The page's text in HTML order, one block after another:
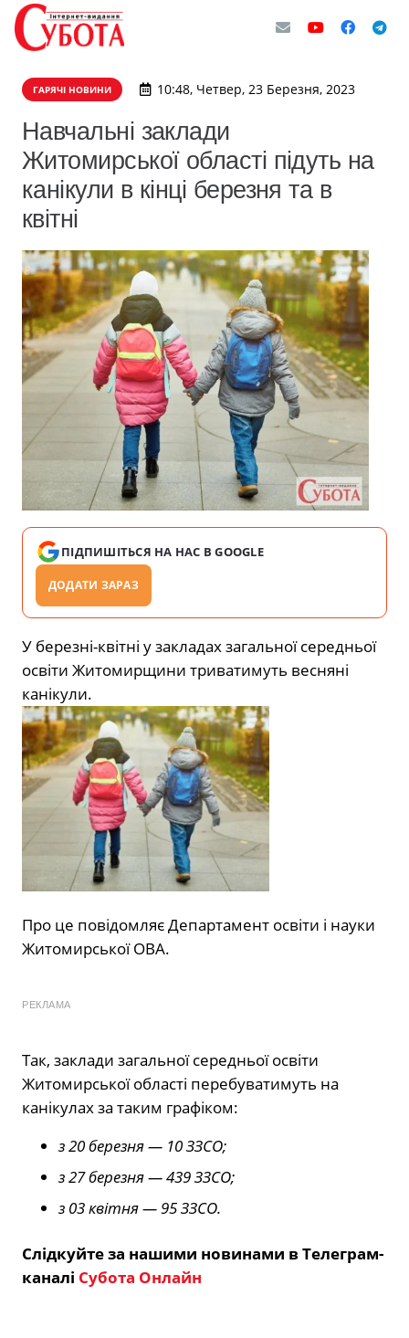
ГАРЯЧІ НОВИНИ 10:48, Четвер, 23 Березня, 2023
Навчальні заклади
Житомирської області підуть на
канікули в кінці березня та в
квітні
ПІДПИШІТЬСЯ НА НАС В GOOGLE
ДОДАТИ ЗАРАЗ
У березні-квітні у закладах загальної середньої
освіти Житомирщини триватимуть весняні
канікули.
Про це повідомляє Департамент освіти і науки
Житомирської ОВА.
РЕКЛАМА
Так, заклади загальної середньої освіти
Житомирської області перебуватимуть на
канікулах за таким графіком:
з 20 березня — 10 ЗЗСО;
з 27 березня — 439 ЗЗСО;
з 03 квітня — 95 ЗЗСО.
Слідкуйте за нашими новинами в Телеграм-
каналі Субота Онлайн